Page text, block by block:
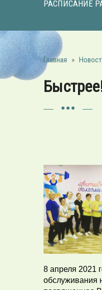
РАСПИСАНИЕ
Главная »
8 апреля 2021
обслуживания